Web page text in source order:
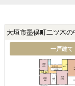
大垣市墨俣町二ツ木の
一戸建て